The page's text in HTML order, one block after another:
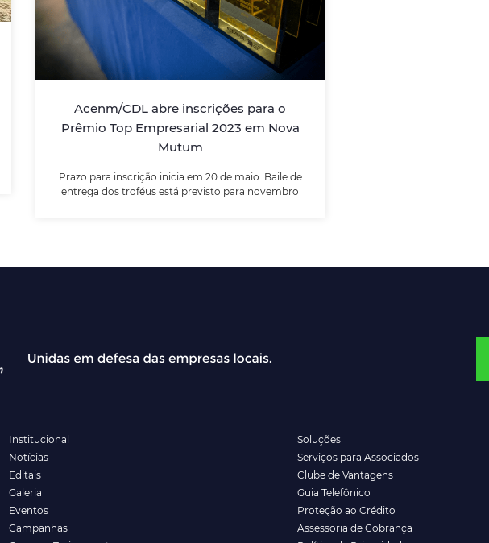
Acenm/CDL abre inscrições para o
Prêmio Top Empresarial 2023 em Nova
Mutum
Prazo para inscrição inicia em 20 de maio. Baile de
entrega dos troféus está previsto para novembro
Prazo para inscrição inicia em 20 de maio.
Baile de entrega dos troféus está previsto
LEIA MAIS
Institucional
Notícias
Editais
Galeria
Eventos
Campanhas
Soluções
Serviços para Associados
Clube de Vantagens
Guia Telefônico
Proteção ao Crédito
Assessoria de Cobrança